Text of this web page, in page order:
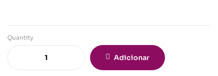
Quantity
Adicionar